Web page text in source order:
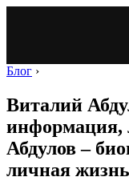
Блог ›
Виталий
информация,
Абдулов –
личная жизнь